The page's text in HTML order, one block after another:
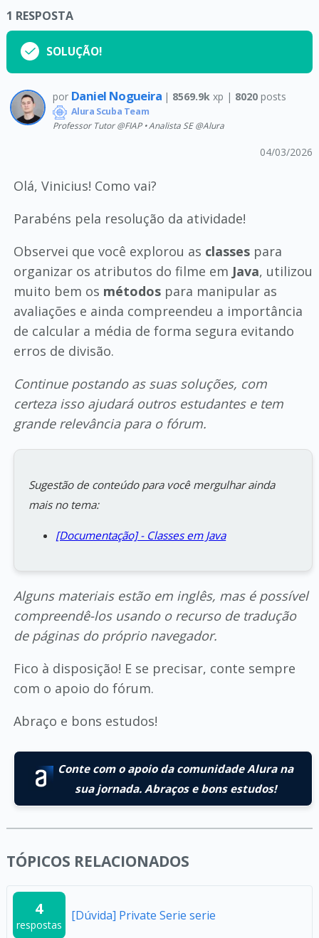
1 RESPOSTA
SOLUÇÃO!
por Daniel Nogueira | 8569.9k xp | 8020 posts
Alura Scuba Team
Professor Tutor @FIAP • Analista SE @Alura
04/03/2026
Olá, Vinicius! Como vai?
Parabéns pela resolução da atividade!
Observei que você explorou as classespara
organizar os atributos do filme em Java, utilizou
muito bem os métodospara manipular as
avaliações e ainda compreendeu a importância
de calcular a média de forma segura evitando
erros de divisão.
Continue postando as suas soluções, com
certeza isso ajudará outros estudantes e tem
grande relevância para o fórum.
Sugestão de conteúdo para você mergulhar ainda
mais no tema:
[Documentação] - Classes em Java
Alguns materiais estão em inglês, mas é possível
compreendê-los usando o recurso de tradução
de páginas do próprio navegador.
Fico à disposição! E se precisar, conte sempre
com o apoio do fórum.
Abraço e bons estudos!
Conte com o apoio da comunidade Alura na
sua jornada. Abraços e bons estudos!
TÓPICOS RELACIONADOS
4
respostas
[Dúvida] Private Serie serie